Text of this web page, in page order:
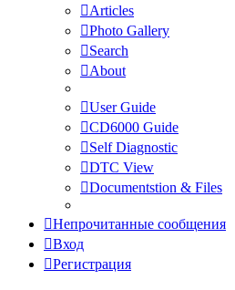
Articles
Photo Gallery
Search
About
User Guide
CD6000 Guide
Self Diagnostic
DTC View
Documentstion & Files
Непрочитанные сообщения
Вход
Регистрация